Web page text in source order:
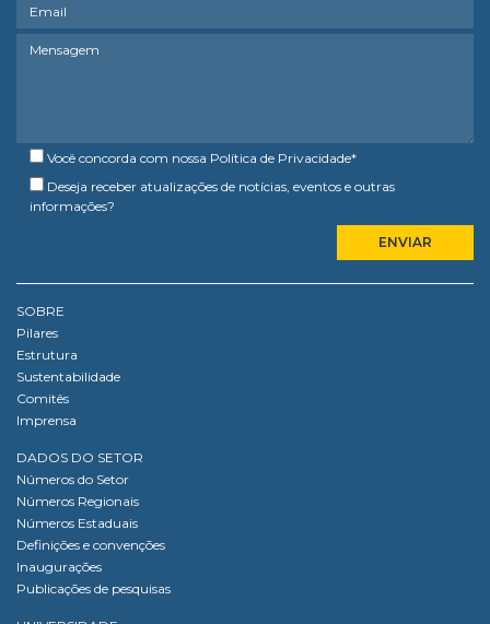
Você concorda com nossa Política de Privacidade*
Deseja receber atualizações de notícias, eventos e outras
informações?
SOBRE
Pilares
Estrutura
Sustentabilidade
Comitês
Imprensa
DADOS DO SETOR
Números do Setor
Números Regionais
Números Estaduais
Definições e convenções
Inaugurações
Publicações de pesquisas